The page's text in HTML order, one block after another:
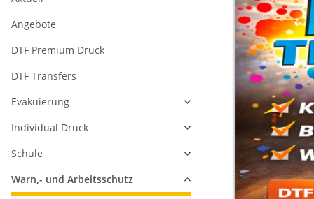
Angebote
DTF Premium Druck
DTF Transfers
Evakuierung
Individual Druck
Schule
Warn,- und Arbeitsschutz